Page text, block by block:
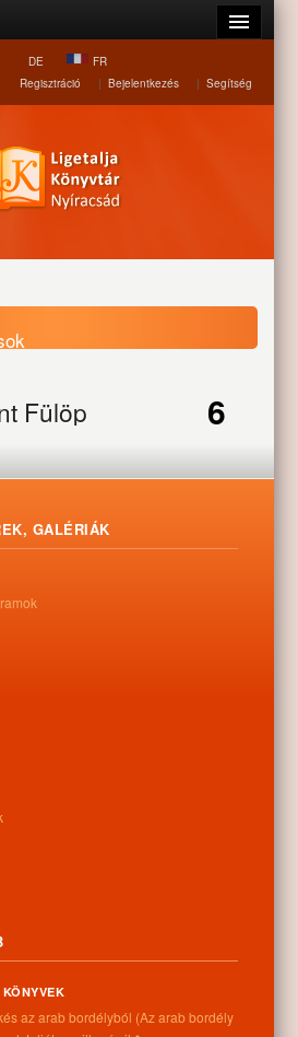
DE
FR
Regisztráció
| Bejelentkezés | Segítség
A jövőbe tekint Fülöp
Fülöp 6
GALÉRIÁK
​az arab bordélyból (Az arab bordély